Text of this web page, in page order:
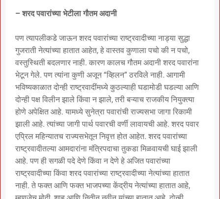
– शरद पवारांच्या भेटीला गौतम अदानी
पण त्यापलीकडे जाऊन शरद पवारांच्या राष्ट्रवादीच्या नाड्या सुद्धा
गुजराती नेत्यांच्या हातात आहेत, हे वास्तव कुणाला पचो की न पचो,
वस्तुस्थिती बदलणार नाही. कारण कालच गौतम अदानी शरद पवारांना
भेटून गेले. पण त्यांना कुणी अजून “व्हिलन” ठरविले नाही. आगामी
भविष्यकाळात दोन्ही राष्ट्रवादींमध्ये कुठल्याही घडामोडी घडल्या आणि
दोन्ही पक्ष विलीन झाले किंवा न झाले, तरी बऱ्याच राजकीय नियुक्त्या
होणे अपेक्षित आहे. यामध्ये सुनेत्रा पवारांची राज्यसभा जागा रिकामी
झाली आहे. त्यांच्या जागी पार्थ पवारची वर्णी लावायची आहे. शरद पवार
एप्रिल महिन्यातच राज्यसभेतून निवृत्त होत आहेत. शरद पवारांच्या
राष्ट्रवादीतल्या आमदारांना मंत्रिपदाचा तुकडा मिळवायची घाई झाली
आहे. पण ही सगळी पदे देणे किंवा न देणे हे अजित पवारांच्या
राष्ट्रवादीच्या किंवा शरद पवारांच्या राष्ट्रवादीच्या नेत्यांच्या हातात
नाही. ते फक्त आणि फक्त भाजपच्या केंद्रीय नेत्यांच्या हातात आहे,